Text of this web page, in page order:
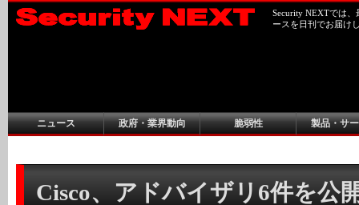
Security NEXTでは
ースを日刊でお届け
ニュース 政府・業界動向 脆弱性 製品・サ
Cisco、アドバイザリ6件を公